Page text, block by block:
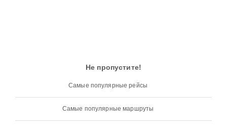
Не пропустите!
Самые популярные рейсы
Самые популярные маршруты